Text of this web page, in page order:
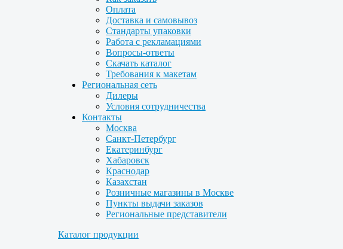
Оплата
Доставка и самовывоз
Стандарты упаковки
Работа с рекламациями
Вопросы-ответы
Скачать каталог
Требования к макетам
Региональная сеть
Дилеры
Условия сотрудничества
Контакты
Москва
Санкт-Петербург
Екатеринбург
Хабаровск
Краснодар
Казахстан
Розничные магазины в Москве
Пункты выдачи заказов
Региональные представители
Каталог продукции